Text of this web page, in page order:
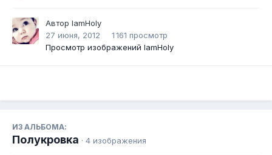
Автор IamHoly
27 июня, 2012
1 161 просмотр
Просмотр изображений IamHoly
ИЗ АЛЬБОМА:
Полукровка · 4 изображения